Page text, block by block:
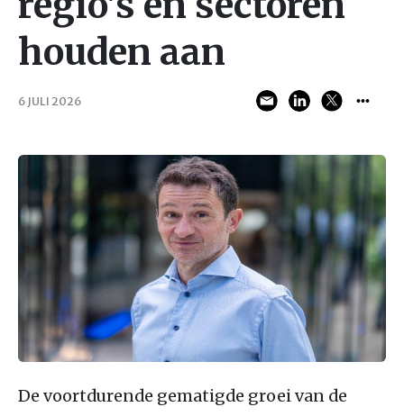
houden aan
6 JULI 2026
De voortdurende gematigde groei van de